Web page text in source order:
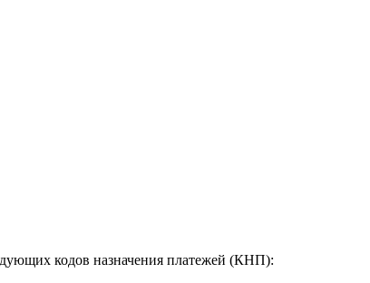
кодов назначения платежей (КНП):